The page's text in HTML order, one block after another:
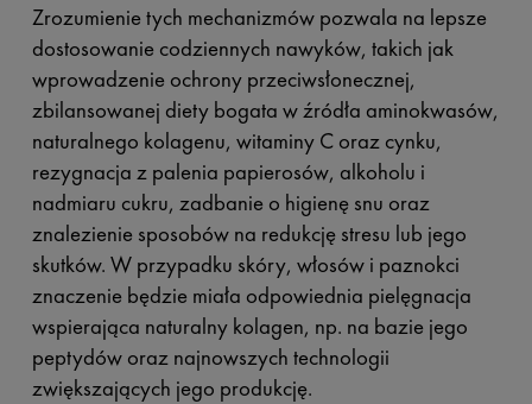
Zrozumienie tych mechanizmów pozwala na lepsze
dostosowanie codziennych nawyków, takich jak
wprowadzenie ochrony przeciwsłonecznej,
zbilansowanej diety bogata w źródła aminokwasów,
naturalnego kolagenu, witaminy C oraz cynku,
rezygnacja z palenia papierosów, alkoholu i
nadmiaru cukru, zadbanie o higienę snu oraz
znalezienie sposobów na redukcję stresu lub jego
skutków. W przypadku skóry, włosów i paznokci
znaczenie będzie miała odpowiednia pielęgnacja
wspierająca naturalny kolagen, np. na bazie jego
peptydów oraz najnowszych technologii
zwiększających jego produkcję.